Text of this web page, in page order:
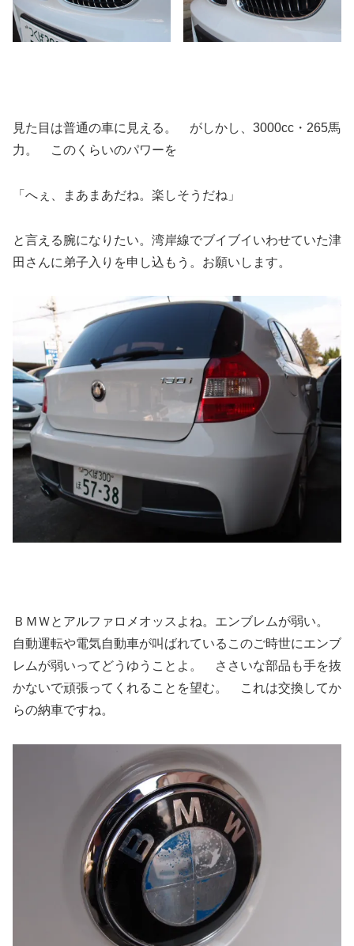
見た目は普通の車に見える。 がしかし、3000cc・265馬
力。 このくらいのパワーを
「へぇ、まあまあだね。楽しそうだね」
と言える腕になりたい。湾岸線でブイブイいわせていた津
田さんに弟子入りを申し込もう。お願いします。
ＢＭＷとアルファロメオッスよね。エンブレムが弱い。
自動運転や電気自動車が叫ばれているこのご時世にエンブ
レムが弱いってどうゆうことよ。 ささいな部品も手を抜
かないで頑張ってくれることを望む。 これは交換してか
らの納車ですね。